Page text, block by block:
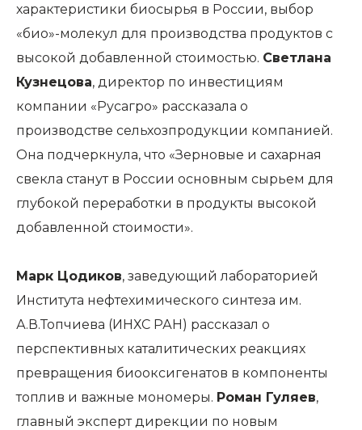
характеристики биосырья в России, выбор
«био»-молекул для производства продуктов с
высокой добавленной стоимостью. Светлана
Кузнецова, директор по инвестициям
компании «Русагро» рассказала о
производстве сельхозпродукции компанией.
Она подчеркнула, что «Зерновые и сахарная
свекла станут в России основным сырьем для
глубокой переработки в продукты высокой
добавленной стоимости».
Марк Цодиков, заведующий лабораторией
Института нефтехимического синтеза им.
А.В.Топчиева (ИНХС РАН) рассказал о
перспективных каталитических реакциях
превращения биооксигенатов в компоненты
топлив и важные мономеры. Роман Гуляев,
главный эксперт дирекции по новым